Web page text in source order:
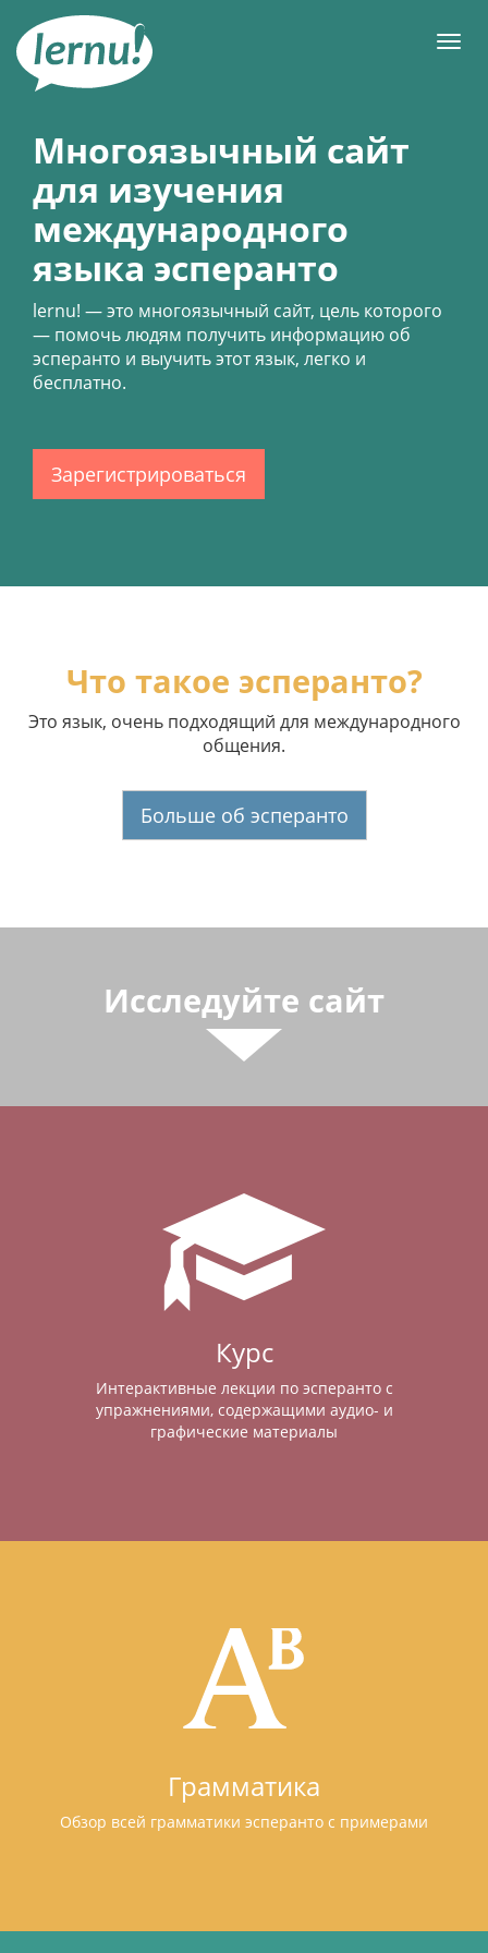
содержанию
Многоязычный сайт
для изучения
международного
языка эсперанто
lernu! — это многоязычный сайт, цель которого
— помочь людям получить информацию об
эсперанто и выучить этот язык, легко и
бесплатно.
Зарегистрироваться
Что такое эсперанто?
Это язык, очень подходящий для международного
общения.
Больше об эсперанто
Исследуйте сайт
Курс
Интерактивные лекции по эсперанто с
упражнениями, содержащими аудио- и
графические материалы
Грамматика
Обзор всей грамматики эсперанто с примерами